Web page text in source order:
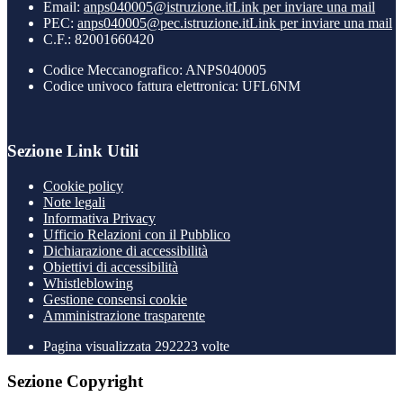
Email: anps040005@istruzione.itLink per inviare una mail
PEC: anps040005@pec.istruzione.itLink per inviare una mail
C.F.: 82001660420
Codice Meccanografico: ANPS040005
Codice univoco fattura elettronica: UFL6NM
Sezione Link Utili
Cookie policy
Note legali
Informativa Privacy
Ufficio Relazioni con il Pubblico
Dichiarazione di accessibilità
Obiettivi di accessibilità
Whistleblowing
Gestione consensi cookie
Amministrazione trasparente
Pagina visualizzata 292223 volte
Sezione Copyright